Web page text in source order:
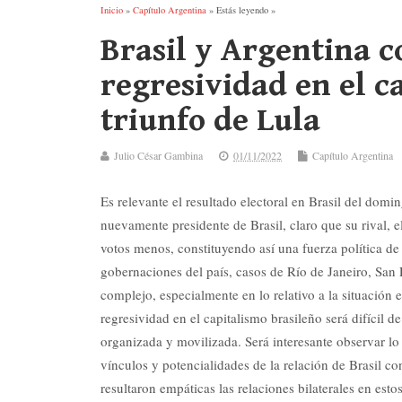
Inicio » Capítulo Argentina » Estás leyendo »
Brasil y Argentina
regresividad en el
triunfo de Lula
Julio César Gambina 01/11/2022 Capítulo Argentina
Es relevante el resultado electoral en Brasil del
nuevamente presidente de Brasil, claro que su rival,
votos menos, constituyendo así una fuerza política
gobernaciones del país, casos de Río de Janeiro,
complejo, especialmente en lo relativo a la
regresividad en el capitalismo brasileño será difícil
organizada y movilizada. Será interesante observar
vínculos y potencialidades de la relación de Brasil
resultaron empáticas las relaciones bilaterales en